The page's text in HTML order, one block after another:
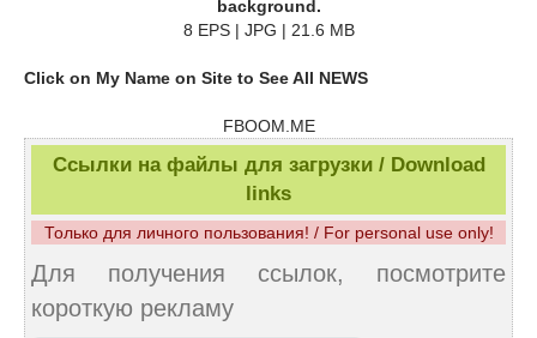
background.
8 EPS | JPG | 21.6 MB
Click on My Name on Site to See All NEWS
FBOOM.ME
Ссылки на файлы для загрузки / Download
links
Только для личного пользования! / For personal use only!
Для получения ссылок, посмотрите
короткую рекламу